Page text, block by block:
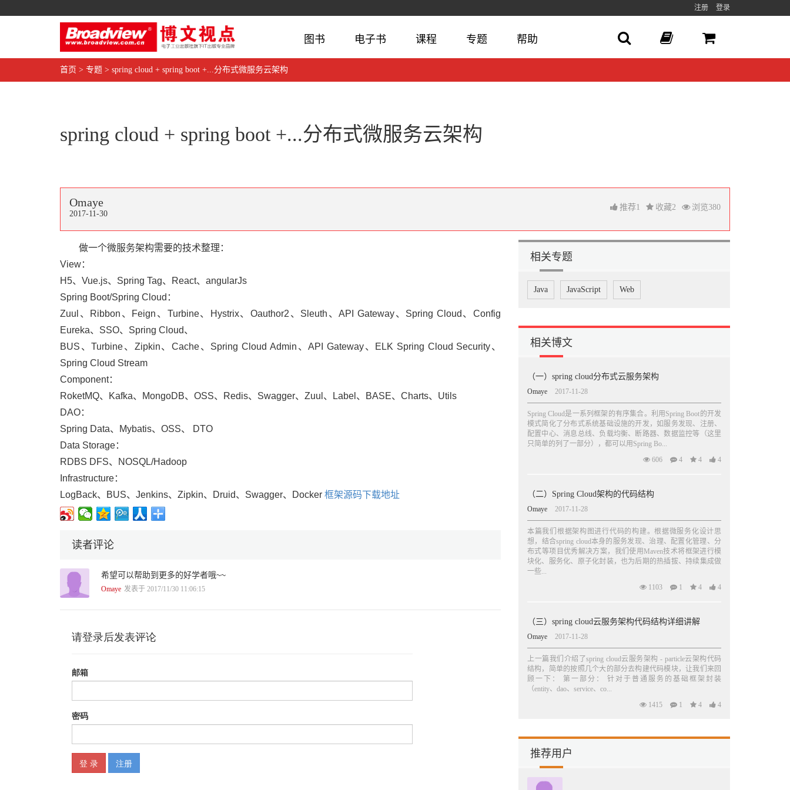
注册 登录
图书 电子书 课程 专题 帮助
首页 > 专题 > spring cloud + spring boot +...分布式微服务云架构
spring cloud + spring boot +...分布式微服务云架构
Omaye
2017-11-30
推荐1 收藏2 浏览380
做一个微服务架构需要的技术整理：
View：
H5、Vue.js、Spring Tag、React、angularJs
Spring Boot/Spring Cloud：
Zuul、Ribbon、Feign、Turbine、Hystrix、Oauthor2、Sleuth、API Gateway、Spring Cloud、Config
Eureka、SSO、Spring Cloud、
BUS、Turbine、Zipkin、Cache、Spring Cloud Admin、API Gateway、ELK Spring Cloud Security、
Spring Cloud Stream
Component：
RoketMQ、Kafka、MongoDB、OSS、Redis、Swagger、Zuul、Label、BASE、Charts、Utils
DAO：
Spring Data、Mybatis、OSS、 DTO
Data Storage：
RDBS DFS、NOSQL/Hadoop
Infrastructure：
LogBack、BUS、Jenkins、Zipkin、Druid、Swagger、Docker 框架源码下载地址
读者评论
希望可以帮助到更多的好学者哦~~
Omaye 发表于 2017/11/30 11:06:15
相关专题
Java JavaScript Web
相关博文
（一）spring cloud分布式云服务架构
Omaye 2017-11-28
Spring Cloud是一系列框架的有序集合。利用Spring Boot的开发
模式简化了分布式系统基础设施的开发，如服务发现、注册、
配置中心、消息总线、负载均衡、断路器、数据监控等（这里
只简单的列了一部分），都可以用Spring Bo...
606
4 4 4
（二）Spring Cloud架构的代码结构
Omaye 2017-11-28
本篇我们根据架构图进行代码的构建。根据微服务化设计思
想，结合spring cloud本身的服务发现、治理、配置化管理、分
布式等项目优秀解决方案，我们使用Maven技术将框架进行模
块化、服务化、原子化封装，也为后期的热插拔、持续集成做
一些...
1103
1 4 4
（三）spring cloud云服务架构代码结构详细讲解
Omaye 2017-11-28
上一篇我们介绍了spring cloud云服务架构 - particle云架构代码
结构，简单的按照几个大的部分去构建代码模块，让我们来回
顾一下： 第一部分： 针对于普通服务的基础框架封装
（entity、dao、service、co...
1415
1 4 4
推荐用户